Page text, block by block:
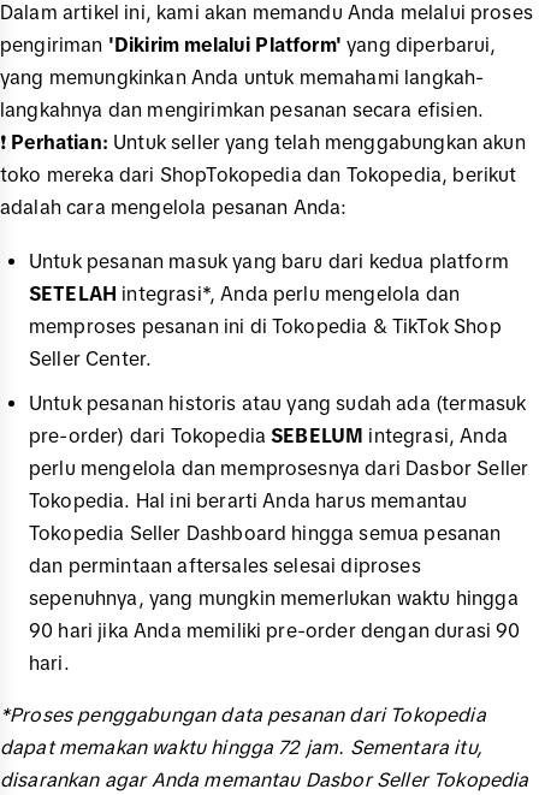
Dalam artikel ini, kami akan memandu Anda melalui proses
pengiriman 'Dikirim melalui Platform' yang diperbarui,
yang memungkinkan Anda untuk memahami langkah-
langkahnya dan mengirimkan pesanan secara efisien.
❗️ Perhatian: Untuk seller yang telah menggabungkan akun
toko mereka dari ShopTokopedia dan Tokopedia, berikut
adalah cara mengelola pesanan Anda:
Untuk pesanan masuk yang baru dari kedua platform
SETELAH integrasi*, Anda perlu mengelola dan
memproses pesanan ini di Tokopedia & TikTok Shop
Seller Center.
Untuk pesanan historis atau yang sudah ada (termasuk
pre-order) dari TokopediaSEBELUM integrasi, Anda
perlu mengelola dan memprosesnya dari Dasbor Seller
Tokopedia. Hal ini berarti Anda harus memantau
Tokopedia Seller Dashboard hingga semua pesanan
dan permintaan aftersales selesai diproses
sepenuhnya, yang mungkin memerlukan waktu hingga
90 hari jika Anda memiliki pre-order dengan durasi 90
hari.
*Proses penggabungan data pesanan dari Tokopedia
dapat memakan waktu hingga 72 jam. Sementara itu,
disarankan agar Anda memantau Dasbor Seller Tokopedia